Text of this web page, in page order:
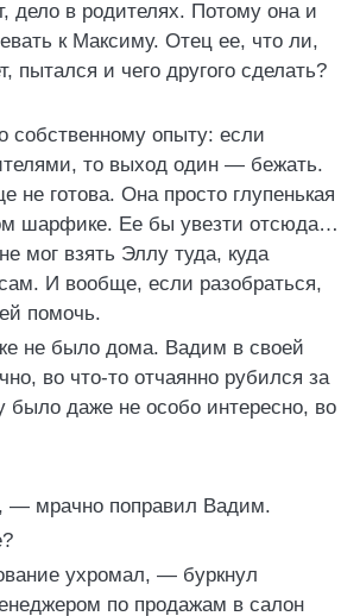
дело в родителях. Потому она и
к Максиму. Отец ее, что ли,
пытался и чего другого сделать?
собственному опыту: если
то выход один — бежать.
не готова. Она просто глупенькая
шарфике. Ее бы увезти отсюда…
мог взять Эллу туда, куда
И вообще, если разобраться,
помочь.
не было дома. Вадим в своей
во что-то отчаянно рубился за
было даже не особо интересно, во
мрачно поправил Вадим.
ухромал, — буркнул
по продажам в салон